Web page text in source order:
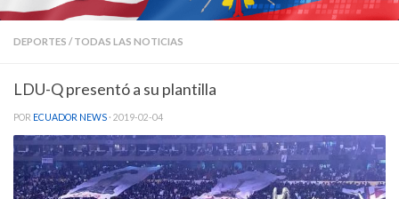
DEPORTES / TODAS LAS NOTICIAS
LDU-Q presentó a su plantilla
POR ECUADOR NEWS · 2019-02-04